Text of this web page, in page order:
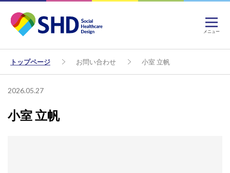
メニュー
トップページ お問い合わせ 小室 立帆
2026.05.27
小室 立帆